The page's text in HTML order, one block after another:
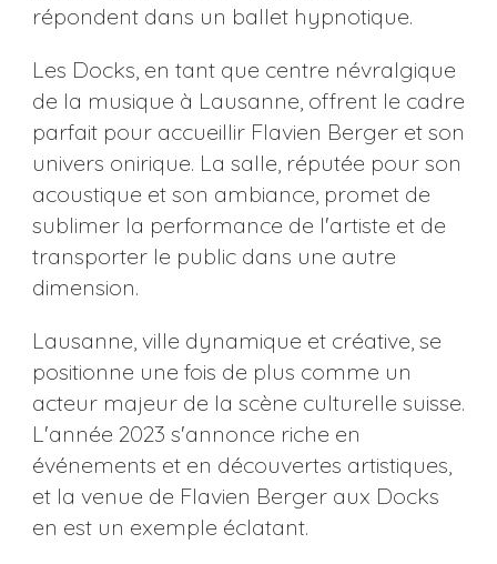
répondent dans un ballet hypnotique.
Les Docks, en tant que centre névralgique
de la musique à Lausanne, offrent le cadre
parfait pour accueillir Flavien Berger et son
univers onirique. La salle, réputée pour son
acoustique et son ambiance, promet de
sublimer la performance de l'artiste et de
transporter le public dans une autre
dimension.
Lausanne, ville dynamique et créative, se
positionne une fois de plus comme un
acteur majeur de la scène culturelle suisse.
L'année 2023 s'annonce riche en
événements et en découvertes artistiques,
et la venue de Flavien Berger aux Docks
en est un exemple éclatant.